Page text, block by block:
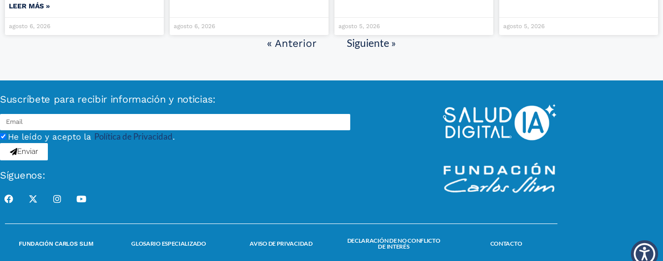
LEER MÁS »
agosto 6, 2026 agosto 6, 2026 agosto 5, 2026 agosto 5, 2026
« Anterior Siguiente »
Suscríbete para recibir información y noticias:
He leído y acepto la Política de Privacidad.
Enviar
Síguenos:
FUNDACIÓN CARLOS SLIM GLOSARIO ESPECIALIZADO AVISO DE PRIVACIDAD
DECLARACIÓN DE NO CONFLICTO
DE INTERÉS
CONTACTO